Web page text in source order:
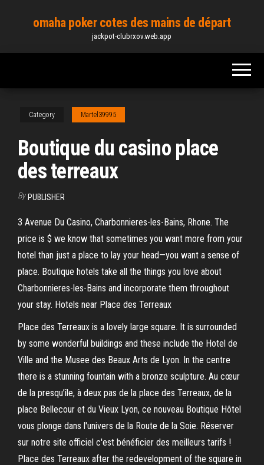
content
omaha poker cotes des mains de départ
jackpot-clubrxov.web.app
Category Martel39995
Boutique du casino place
des terreaux
By PUBLISHER
3 Avenue Du Casino, Charbonnieres-les-Bains, Rhone. The
price is $ we know that sometimes you want more from your
hotel than just a place to lay your head—you want a sense of
place. Boutique hotels take all the things you love about
Charbonnieres-les-Bains and incorporate them throughout
your stay. Hotels near Place des Terreaux
Place des Terreaux is a lovely large square. It is surrounded
by some wonderful buildings and these include the Hotel de
Ville and the Musee des Beaux Arts de Lyon. In the centre
there is a stunning fountain with a bronze sculpture. Au cœur
de la presqu’île, à deux pas de la place des Terreaux, de la
place Bellecour et du Vieux Lyon, ce nouveau Boutique Hôtel
vous plonge dans l'univers de la Route de la Soie. Réserver
sur notre site officiel c'est bénéficier des meilleurs tarifs !
Place des Terreaux after the redevelopment of the square in